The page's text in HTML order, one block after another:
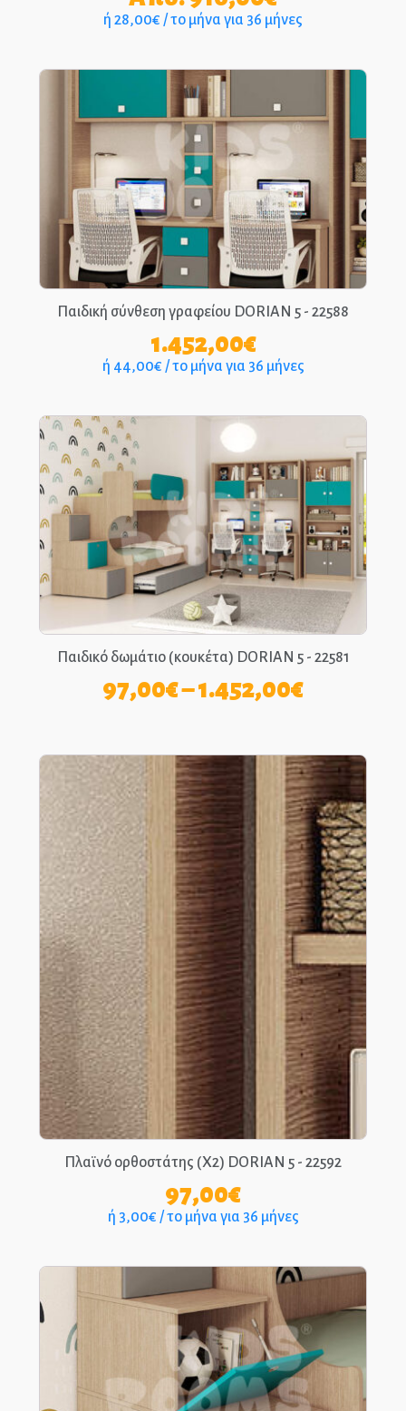
ή 28,00€ / το μήνα για 36 μήνες
Παιδική σύνθεση γραφείου DORIAN 5 - 22588
1.452,00€
ή 44,00€ / το μήνα για 36 μήνες
Παιδικό δωμάτιο (κουκέτα) DORIAN 5 - 22581
97,00€–1.452,00€Price
97,00€
through
Πλαϊνό ορθοστάτης (Χ2) DORIAN 5 - 22592
97,00€
ή 3,00€ / το μήνα για 36 μήνες